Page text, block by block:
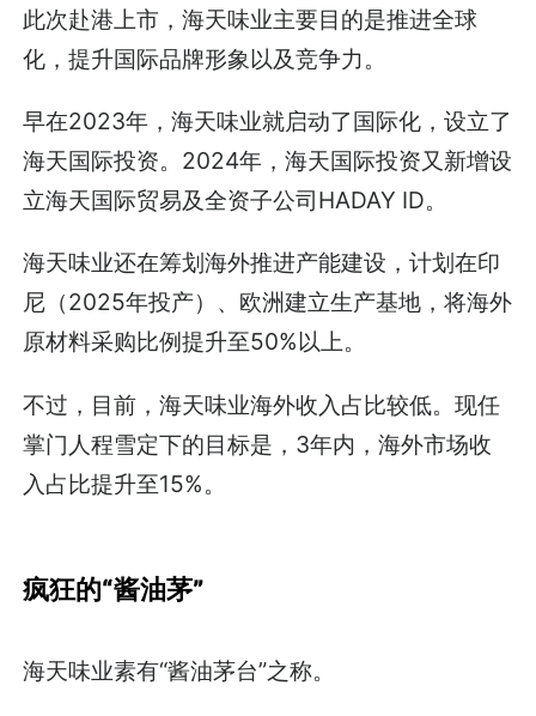
此次赴港上市，海天味业主要目的是推进全球
化，提升国际品牌形象以及竞争力。
早在2023年，海天味业就启动了国际化，设立了
海天国际投资。2024年，海天国际投资又新增设
立海天国际贸易及全资子公司HADAY ID。
海天味业还在筹划海外推进产能建设，计划在印
尼（2025年投产）、欧洲建立生产基地，将海外
原材料采购比例提升至50%以上。
不过，目前，海天味业海外收入占比较低。现任
掌门人程雪定下的目标是，3年内，海外市场收
入占比提升至15%。
疯狂的“酱油茅”
海天味业素有“酱油茅台”之称。